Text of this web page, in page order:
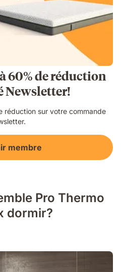
60% de réduction
Newsletter!
réduction sur votre commande
membre
Pro Thermo
dormir?